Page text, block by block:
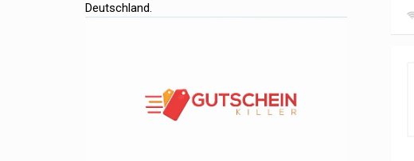
Deutschland.